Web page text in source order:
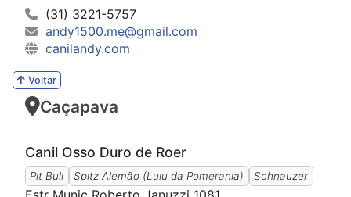
(31) 3221-5757
andy1500.me@gmail.com
canilandy.com
Voltar
Caçapava
Canil Osso Duro de Roer
Pit Bull Spitz Alemão (Lulu da Pomerania) Schnauzer